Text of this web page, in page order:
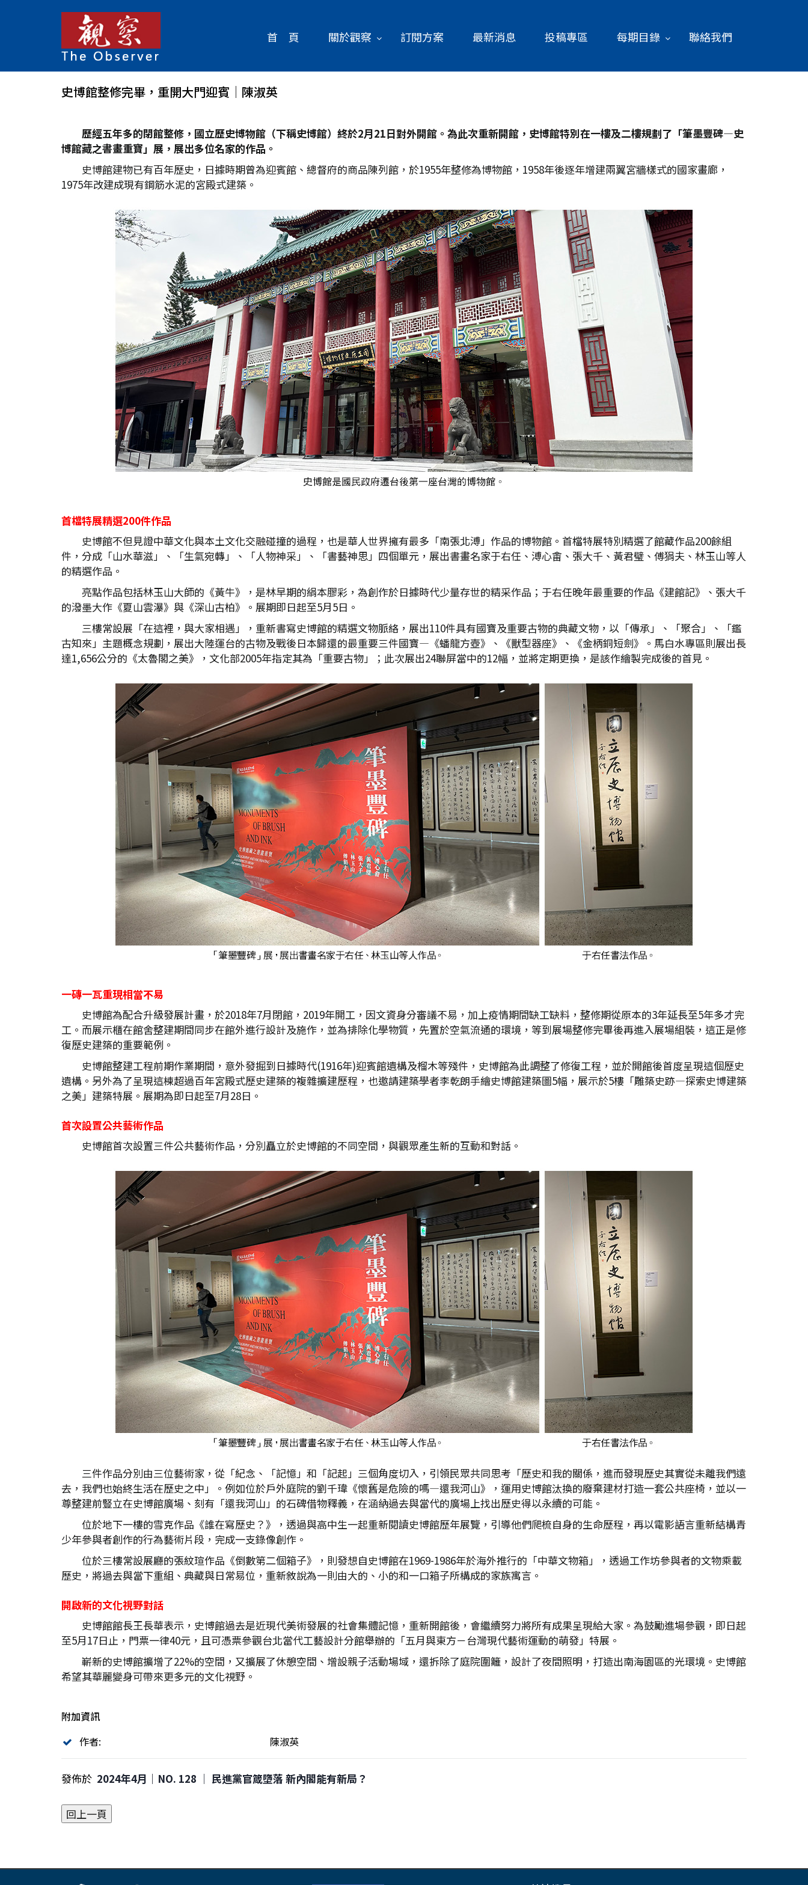
首 頁 關於觀察 訂閱方案 最新消息 投稿專區 每期目錄 聯絡我們
史博館整修完畢，重開大門迎賓│陳淑英
歷經五年多的閉館整修，國立歷史博物館（下稱史博館）終於2月21日對外開館。為此次重新開館，史博館特別在一樓及二樓規劃了「筆墨豐碑—史
博館藏之書畫重寶」展，展出多位名家的作品。
史博館建物已有百年歷史，日據時期曾為迎賓館、總督府的商品陳列館，於1955年整修為博物館，1958年後逐年增建兩翼宮牆樣式的國家畫廊，
1975年改建成現有鋼筋水泥的宮殿式建築。
首檔特展精選200件作品
史博館不但見證中華文化與本土文化交融碰撞的過程，也是華人世界擁有最多「南張北溥」作品的博物館。首檔特展特別精選了館藏作品200餘組
件，分成「山水華滋」、「生氣宛轉」、「人物神采」、「書藝神思」四個單元，展出書畫名家于右任、溥心畬、張大千、黃君璧、傅狷夫、林玉山等人
的精選作品。
亮點作品包括林玉山大師的《黃牛》，是林早期的絹本膠彩，為創作於日據時代少量存世的精采作品；于右任晚年最重要的作品《建館記》、張大千
的潑墨大作《夏山雲瀑》與《深山古柏》。展期即日起至5月5日。
三樓常設展「在這裡，與大家相遇」，重新書寫史博館的精選文物脈絡，展出110件具有國寶及重要古物的典藏文物，以「傳承」、「聚合」、「鑑
古知來」主題概念規劃，展出大陸運台的古物及戰後日本歸還的最重要三件國寶—《蟠龍方壺》、《獸型器座》、《金柄銅短劍》。馬白水專區則展出長
達1,656公分的《太魯閣之美》，文化部2005年指定其為「重要古物」；此次展出24聯屏當中的12幅，並將定期更換，是該作繪製完成後的首見。
一磚一瓦重現相當不易
史博館為配合升級發展計畫，於2018年7月閉館，2019年開工，因文資身分審議不易，加上疫情期間缺工缺料，整修期從原本的3年延長至5年多才完
工。而展示櫃在館舍整建期間同步在館外進行設計及施作，並為排除化學物質，先置於空氣流通的環境，等到展場整修完畢後再進入展場組裝，這正是修
復歷史建築的重要範例。
史博館整建工程前期作業期間，意外發掘到日據時代(1916年)迎賓館遺構及榴木等殘件，史博館為此調整了修復工程，並於開館後首度呈現這個歷史
遺構。另外為了呈現這棟超過百年宮殿式歷史建築的複雜擴建歷程，也邀請建築學者李乾朗手繪史博館建築圖5幅，展示於5樓「雕築史跡—探索史博建築
之美」建築特展。展期為即日起至7月28日。
首次設置公共藝術作品
史博館首次設置三件公共藝術作品，分別矗立於史博館的不同空間，與觀眾產生新的互動和對話。
三件作品分別由三位藝術家，從「紀念、「記憶」和「記起」三個角度切入，引領民眾共同思考「歷史和我的關係，進而發現歷史其實從未離我們遠
去，我們也始終生活在歷史之中」。例如位於戶外庭院的劉千瑋《懷舊是危險的嗎—還我河山》，運用史博館汰換的廢棄建材打造一套公共座椅，並以一
尊整建前豎立在史博館廣場、刻有「還我河山」的石碑借物釋義，在涵納過去與當代的廣場上找出歷史得以永續的可能。
位於地下一樓的雪克作品《誰在寫歷史？》，透過與高中生一起重新閱讀史博館歷年展覽，引導他們爬梳自身的生命歷程，再以電影語言重新結構青
少年參與者創作的行為藝術片段，完成一支錄像創作。
位於三樓常設展廳的張紋瑄作品《倒數第二個箱子》，則發想自史博館在1969-1986年於海外推行的「中華文物箱」，透過工作坊參與者的文物乘載
歷史，將過去與當下重組、典藏與日常易位，重新敘說為一則由大的、小的和一口箱子所構成的家族寓言。
開啟新的文化視野對話
史博館館長王長華表示，史博館過去是近現代美術發展的社會集體記憶，重新開館後，會繼續努力將所有成果呈現給大家。為鼓勵進場參觀，即日起
至5月17日止，門票一律40元，且可憑票參觀台北當代工藝設計分館舉辦的「五月與東方－台灣現代藝術運動的萌發」特展。
嶄新的史博館擴增了22%的空間，又擴展了休憩空間、增設親子活動場域，還拆除了庭院圍籬，設計了夜間照明，打造出南海園區的光環境。史博館
希望其華麗變身可帶來更多元的文化視野。
附加資訊
作者:
陳淑英
發佈於 2024年4月｜NO. 128 │ 民進黨官箴墮落 新內閣能有新局？